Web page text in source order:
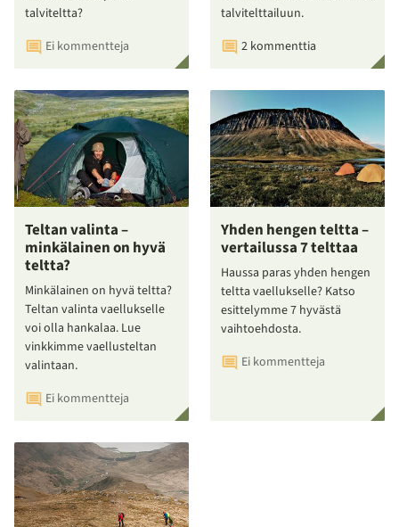
talviteltta?
Ei kommentteja
talvitelttailuun.
2 kommenttia
Teltan valinta –
minkälainen on hyvä
teltta?
Minkälainen on hyvä teltta?
Teltan valinta vaellukselle
voi olla hankalaa. Lue
vinkkimme vaellusteltan
valintaan.
Ei kommentteja
Yhden hengen teltta –
vertailussa 7 telttaa
Haussa paras yhden hengen
teltta vaellukselle? Katso
esittelymme 7 hyvästä
vaihtoehdosta.
Ei kommentteja